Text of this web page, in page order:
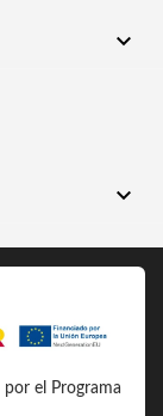


el Programa